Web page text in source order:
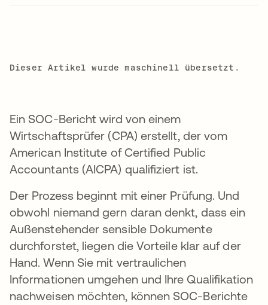
Dieser Artikel wurde maschinell übersetzt.
Ein SOC-Bericht wird von einem
Wirtschaftsprüfer (CPA) erstellt, der vom
American Institute of Certified Public
Accountants (AICPA) qualifiziert ist.
Der Prozess beginnt mit einer Prüfung. Und
obwohl niemand gern daran denkt, dass ein
Außenstehender sensible Dokumente
durchforstet, liegen die Vorteile klar auf der
Hand. Wenn Sie mit vertraulichen
Informationen umgehen und Ihre Qualifikation
nachweisen möchten, können SOC-Berichte